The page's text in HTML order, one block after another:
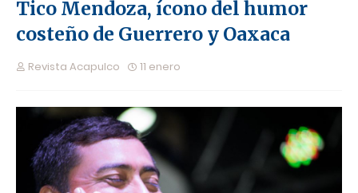
Tico Mendoza, ícono del humor
costeño de Guerrero y Oaxaca
Revista Acapulco 11 enero